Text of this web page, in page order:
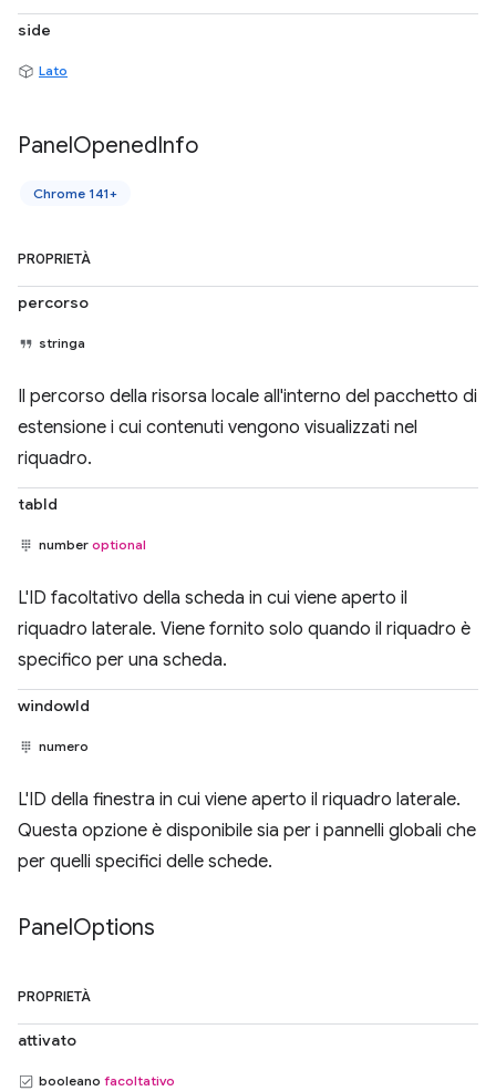
side
Lato
PanelOpenedInfo
Chrome 141+
PROPRIETÀ
percorso
stringa
Il percorso della risorsa locale all'interno del pacchetto di
estensione i cui contenuti vengono visualizzati nel
riquadro.
tabId
number optional
L'ID facoltativo della scheda in cui viene aperto il
riquadro laterale. Viene fornito solo quando il riquadro è
specifico per una scheda.
windowId
numero
L'ID della finestra in cui viene aperto il riquadro laterale.
Questa opzione è disponibile sia per i pannelli globali che
per quelli specifici delle schede.
PanelOptions
PROPRIETÀ
attivato
booleano facoltativo